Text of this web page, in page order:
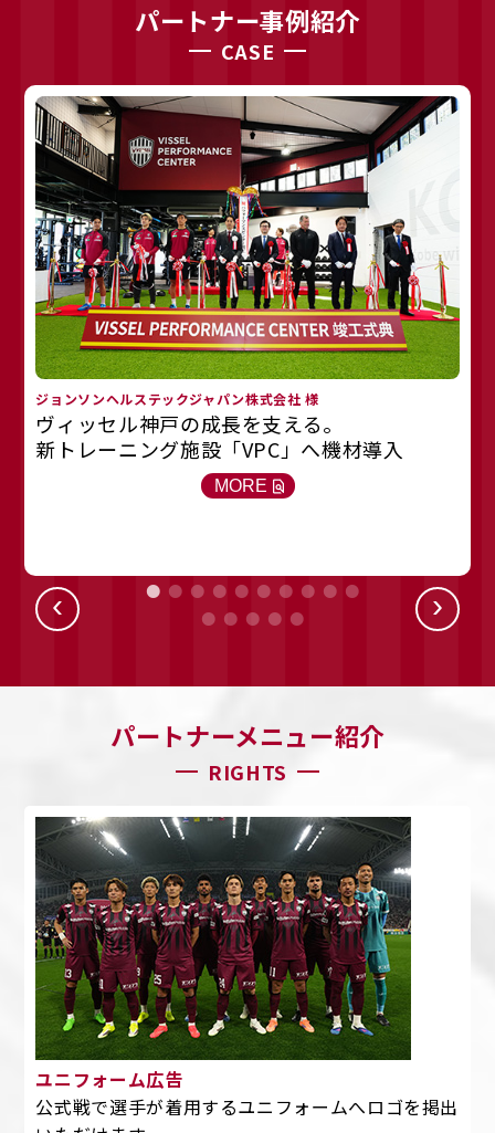
パートナー事例紹介
CASE
ジョンソンヘルステックジャパン株式会社 様
ヴィッセル神戸の成長を支える。
新トレーニング施設「VPC」へ機材導入
MORE
‹ ›
パートナーメニュー紹介
RIGHTS
ユニフォーム広告
公式戦で選手が着用するユニフォームへロゴを掲出